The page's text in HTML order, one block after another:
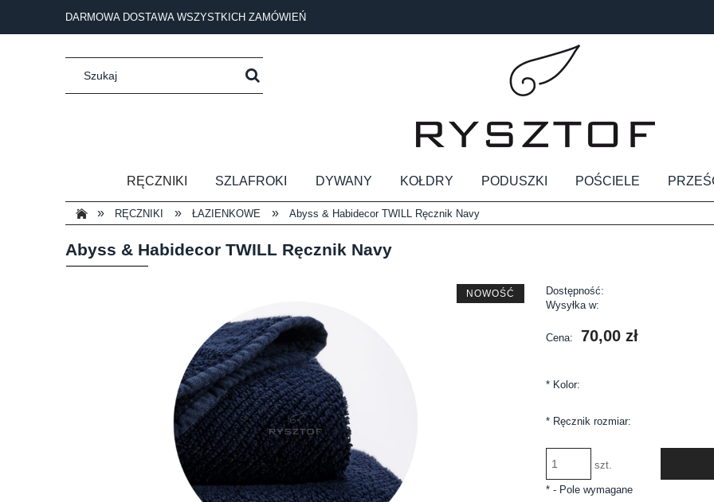
DARMOWA DOSTAWA WSZYSTKICH ZAMÓWIEŃ
RĘCZNIKI SZLAFROKI DYWANY KOŁDRY PODUSZKI POŚCIELE
» RĘCZNIKI » ŁAZIENKOWE » Abyss & Habidecor TWILL Ręcznik Navy
Abyss & Habidecor TWILL Ręcznik Navy
NOWOŚĆ Dostępność:
Wysyłka w:
Cena: 70,00 zł
*Kolor:
*Ręcznik rozmiar:
szt.
*- Pole wymagane